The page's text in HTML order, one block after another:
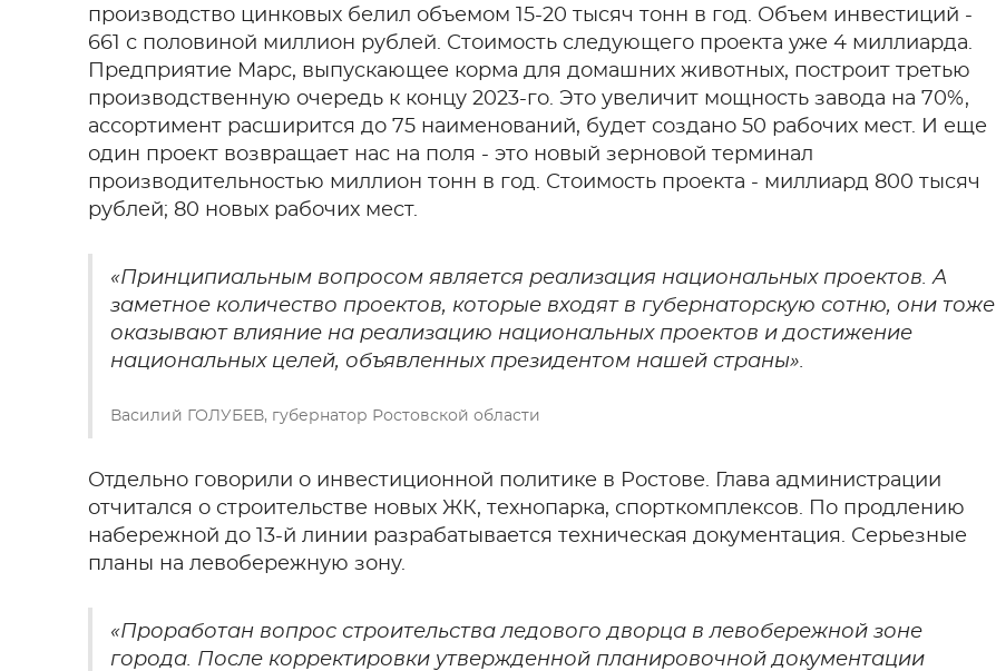
производство цинковых белил объемом 15-20 тысяч тонн в год. Объем инвестиций -
661 с половиной миллион рублей. Стоимость следующего проекта уже 4 миллиарда.
Предприятие Марс, выпускающее корма для домашних животных, построит третью
производственную очередь к концу 2023-го. Это увеличит мощность завода на 70%,
ассортимент расширится до 75 наименований, будет создано 50 рабочих мест. И еще
один проект возвращает нас на поля - это новый зерновой терминал
производительностью миллион тонн в год. Стоимость проекта - миллиард 800 тысяч
рублей; 80 новых рабочих мест.
«Принципиальным вопросом является реализация национальных проектов. А
заметное количество проектов, которые входят в губернаторскую сотню, они тоже
оказывают влияние на реализацию национальных проектов и достижение
национальных целей, объявленных президентом нашей страны».
Василий ГОЛУБЕВ, губернатор Ростовской области
Отдельно говорили о инвестиционной политике в Ростове. Глава администрации
отчитался о строительстве новых ЖК, технопарка, спорткомплексов. По продлению
набережной до 13-й линии разрабатывается техническая документация. Серьезные
планы на левобережную зону.
«Проработан вопрос строительства ледового дворца в левобережной зоне
города. После корректировки утвержденной планировочной документации